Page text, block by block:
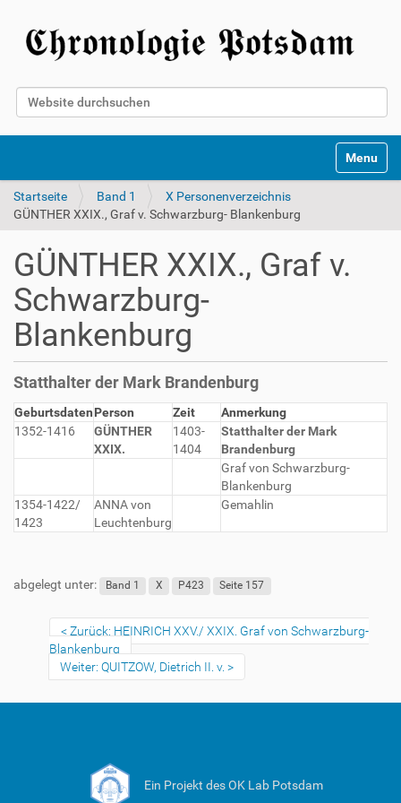
Website durchsuchen
Toggle
Startseite Band 1
X Personenverzeichnis
GÜNTHER XXIX., Graf v. Schwarzburg- Blankenburg
GÜNTHER XXIX., Graf v.
Schwarzburg-
Blankenburg
Statthalter der Mark Brandenburg
GeburtsdatenPerson Zeit
Anmerkung
1352-1416
GÜNTHER
XXIX.
1403-
1404
Statthalter der Mark
Brandenburg
Graf von Schwarzburg-
Blankenburg
1354-1422/
1423
ANNA von
Leuchtenburg
Gemahlin
abgelegt unter: Band 1 X P423 Seite 157
Zurück: HEINRICH XXV./ XXIX. Graf von Schwarzburg-
Blankenburg
Weiter: QUITZOW, Dietrich II. v.
Ein Projekt des OK Lab Potsdam